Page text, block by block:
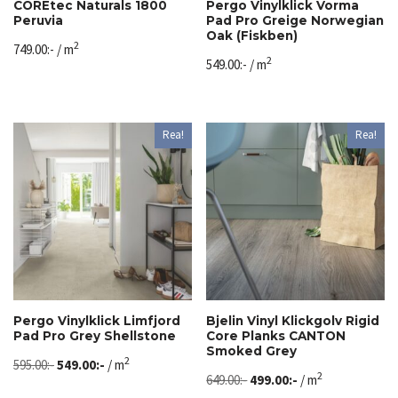
COREtec Naturals 1800
Peruvia
749.00:- / m2
Pergo Vinylklick Vorma
Pad Pro Greige Norwegian
Oak (Fiskben)
549.00:- / m2
Rea!
Pergo Vinylklick Limfjord
Pad Pro Grey Shellstone
595.00:-549.00:- / m2
Rea!
Bjelin Vinyl Klickgolv Rigid
Core Planks CANTON
Smoked Grey
649.00:-499.00:- / m2